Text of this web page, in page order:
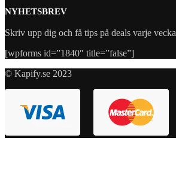
NYHETSBREV
Skriv upp dig och få tips på deals varje vecka
[wpforms id=”1840″ title=”false”]
© Kapify.se 2023